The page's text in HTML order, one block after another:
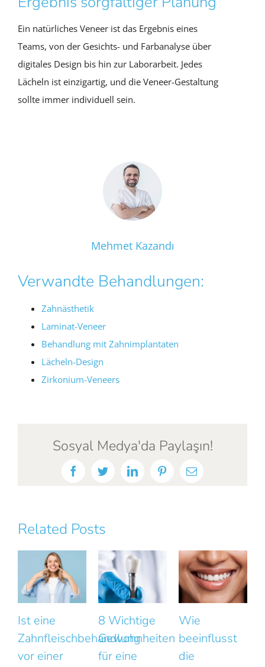
Ein natürliches Veneer ist das Ergebnis eines
Teams, von der Gesichts- und Farbanalyse über
digitales Design bis hin zur Laborarbeit. Jedes
Lächeln ist einzigartig, und die Veneer-Gestaltung
sollte immer individuell sein.
Mehmet Kazandı
Verwandte Behandlungen:
Zahnästhetik
Laminat-Veneer
Behandlung mit Zahnimplantaten
Lächeln-Design
Zirkonium-Veneers
Sosyal Medya'da Paylaşın!
FacebookTwitterLinkedInPinterestEmail
Related Posts
8 Wichtige
Gewohnheiten
für eine
Wie
beeinflusst
die
Das Lächeln
wirkt
unnatürlich?